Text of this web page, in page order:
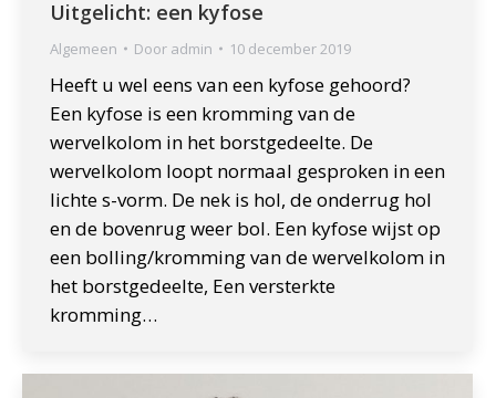
Uitgelicht: een kyfose
Algemeen Door admin 10 december 2019
Heeft u wel eens van een kyfose gehoord?
Een kyfose is een kromming van de
wervelkolom in het borstgedeelte. De
wervelkolom loopt normaal gesproken in een
lichte s-vorm. De nek is hol, de onderrug hol
en de bovenrug weer bol. Een kyfose wijst op
een bolling/kromming van de wervelkolom in
het borstgedeelte, Een versterkte
kromming…